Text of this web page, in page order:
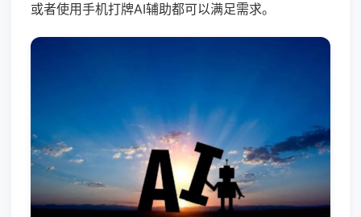
或者使用手机打牌AI辅助都可以满足需求。